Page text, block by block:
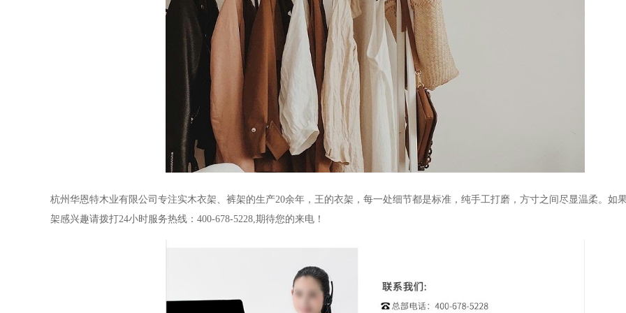
杭州华恩特木业有限公司 专注实木衣架、裤架的生产20余年，王的衣架，每一处细节都是标准，纯手工打磨，方寸之间尽显温柔 。如
架感兴趣请拨打24小时服务热线：400-678-5228,期待您的来电！